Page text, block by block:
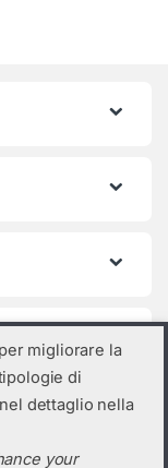
migliorare la
di
dettaglio nella
your